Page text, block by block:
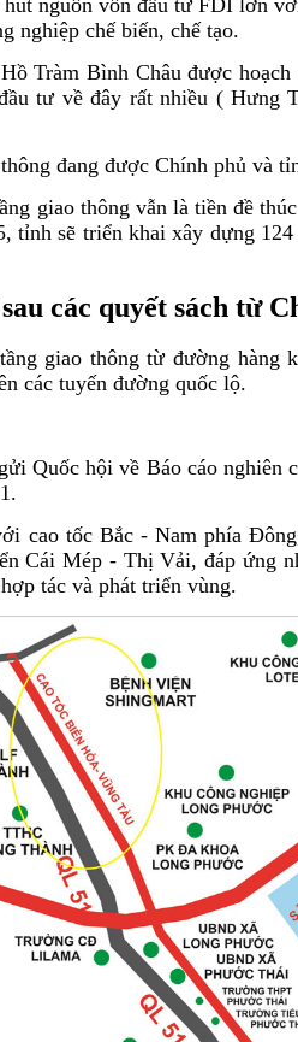
nguồn vốn đầu tư FDI lớn
nghiệp chế biến, chế tạo.
Tràm Bình Châu được
tư về đây rất nhiều ( Hưng
đang được Chính phủ và
giao thông vẫn là tiền đề
tỉnh sẽ triển khai xây dựng
các quyết sách từ
giao thông từ đường hàng
các tuyến đường quốc lộ.
Quốc hội về Báo cáo nghiên
cao tốc Bắc - Nam phía
Cái Mép - Thị Vải, đáp ứng
tác và phát triển vùng.